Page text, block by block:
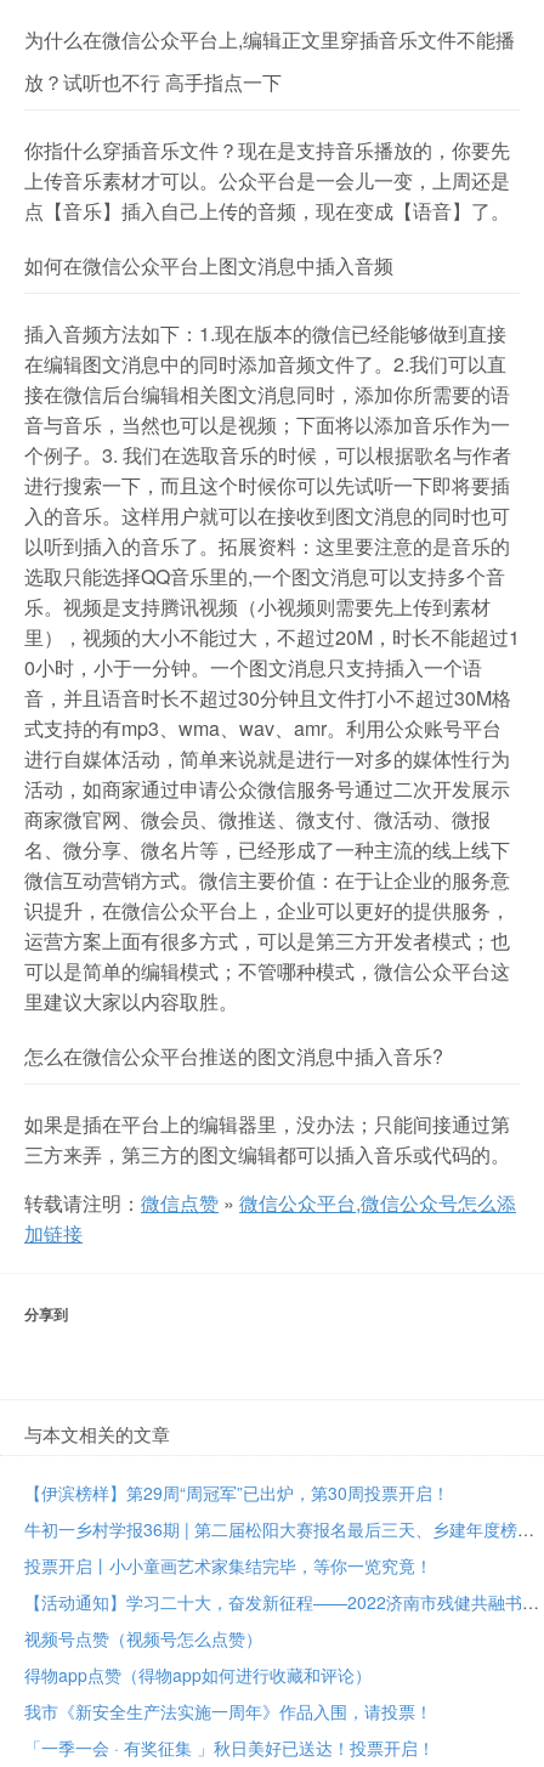
为什么在微信公众平台上,编辑正文里穿插音乐文件不能播
放？试听也不行 高手指点一下
你指什么穿插音乐文件？现在是支持音乐播放的，你要先
上传音乐素材才可以。公众平台是一会儿一变，上周还是
点【音乐】插入自己上传的音频，现在变成【语音】了。
如何在微信公众平台上图文消息中插入音频
插入音频方法如下：1.现在版本的微信已经能够做到直接
在编辑图文消息中的同时添加音频文件了。2.我们可以直
接在微信后台编辑相关图文消息同时，添加你所需要的语
音与音乐，当然也可以是视频；下面将以添加音乐作为一
个例子。3. 我们在选取音乐的时候，可以根据歌名与作者
进行搜索一下，而且这个时候你可以先试听一下即将要插
入的音乐。这样用户就可以在接收到图文消息的同时也可
以听到插入的音乐了。拓展资料：这里要注意的是音乐的
选取只能选择QQ音乐里的,一个图文消息可以支持多个音
乐。视频是支持腾讯视频（小视频则需要先上传到素材
里），视频的大小不能过大，不超过20M，时长不能超过1
0小时，小于一分钟。一个图文消息只支持插入一个语
音，并且语音时长不超过30分钟且文件打小不超过30M格
式支持的有mp3、wma、wav、amr。利用公众账号平台
进行自媒体活动，简单来说就是进行一对多的媒体性行为
活动，如商家通过申请公众微信服务号通过二次开发展示
商家微官网、微会员、微推送、微支付、微活动、微报
名、微分享、微名片等，已经形成了一种主流的线上线下
微信互动营销方式。微信主要价值：在于让企业的服务意
识提升，在微信公众平台上，企业可以更好的提供服务，
运营方案上面有很多方式，可以是第三方开发者模式；也
可以是简单的编辑模式；不管哪种模式，微信公众平台这
里建议大家以内容取胜。
怎么在微信公众平台推送的图文消息中插入音乐?
如果是插在平台上的编辑器里，没办法；只能间接通过第
三方来弄，第三方的图文编辑都可以插入音乐或代码的。
转载请注明： 微信点赞 » 微信公众平台,微信公众号怎么添
加链接
分享到
与本文相关的文章
【伊滨榜样】第29周“周冠军”已出炉，第30周投票开启！
牛初一乡村学报36期 | 第二届松阳大赛报名最后三天、乡建年度榜样大众投票进行中
投票开启丨小小童画艺术家集结完毕，等你一览究竟！
【活动通知】学习二十大，奋发新征程——2022济南市残健共融书法美术作品展投票评选
视频号点赞（视频号怎么点赞）
得物app点赞（得物app如何进行收藏和评论）
我市《新安全生产法实施一周年》作品入围，请投票！
「一季一会 · 有奖征集 」秋日美好已送达！投票开启！